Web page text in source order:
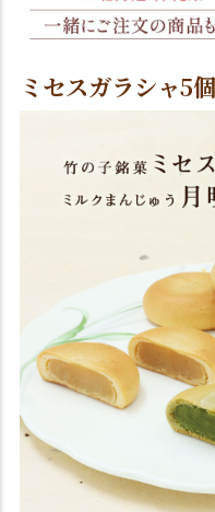
ミセスガラシャ5